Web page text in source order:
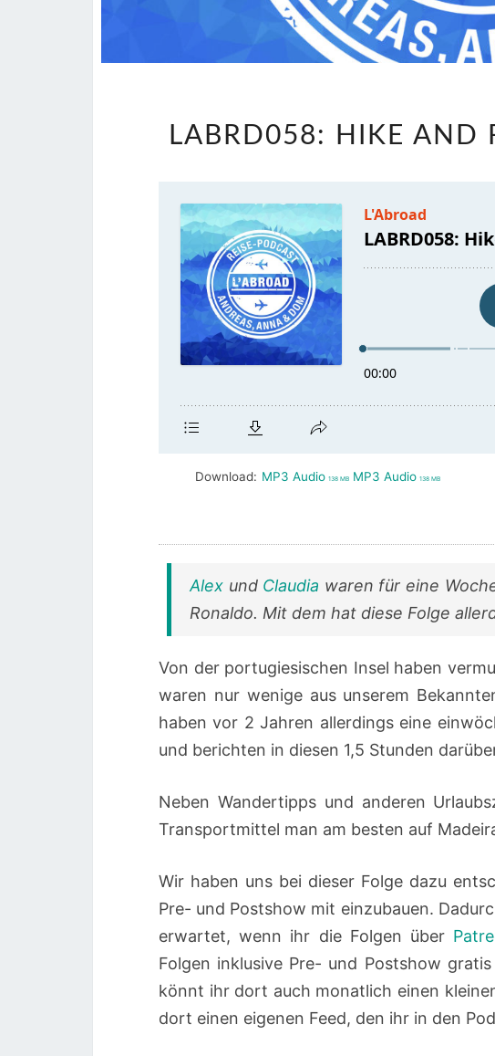
LABRD058: HIKE AND
Download: MP3 Audio 138 MB MP3 Audio 138 MB
Alex und Claudia waren für eine
Ronaldo. Mit dem hat diese Folge
Von der portugiesischen Insel haben
waren nur wenige aus unserem
haben vor 2 Jahren allerdings eine
und berichten in diesen 1,5 Stunden
Neben Wandertipps und anderen
Transportmittel man am besten auf
Wir haben uns bei dieser Folge dazu
Pre- und Postshow mit einzubauen.
erwartet, wenn ihr die Folgen über
Folgen inklusive Pre- und Postshow
könnt ihr dort auch monatlich einen
dort einen eigenen Feed, den ihr in den